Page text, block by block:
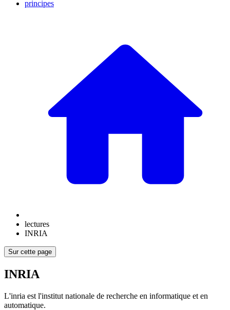
principes
lectures
INRIA
Sur cette page
INRIA
L'inria est l'institut nationale de recherche en informatique et en
automatique.